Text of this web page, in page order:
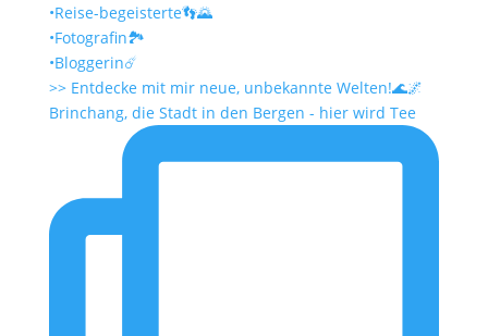
•Reise-begeisterte👣🌄
•Fotografin🏞️
•Bloggerin☄️
>> Entdecke mit mir neue, unbekannte Welten!🌊🌌
Brinchang, die Stadt in den Bergen - hier wird Tee